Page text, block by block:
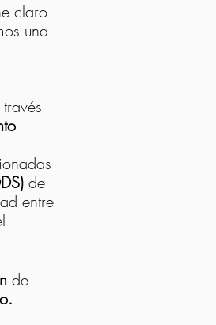
claro
una
de
entre
de